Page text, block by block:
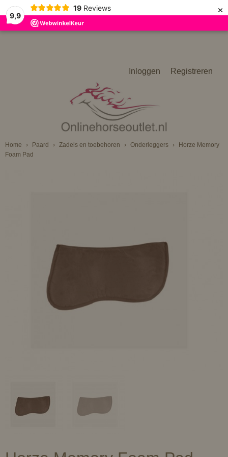
9,9
19 Reviews ×
Inloggen Registreren
Home › Paard › Zadels en toebehoren › Onderleggers ›
Horze Memory
Foam Pad